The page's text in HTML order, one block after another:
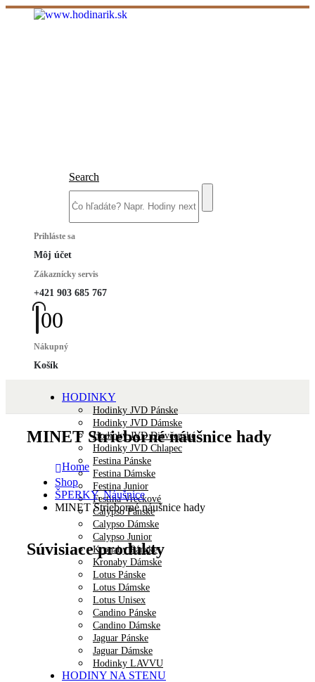
Search
Prihláste sa
Môj účet
Zákaznícky servis
+421 903 685 767
00
Nákupný
Košík
HODINKY
Hodinky JVD Pánske
Hodinky JVD Dámske
Hodinky JVD Dievčenské
Hodinky JVD Chlapec
Festina Pánske
Festina Dámske
Festina Junior
Festina Vreckové
Calypso Pánske
Calypso Dámske
Calypso Junior
Kronaby Pánske
Kronaby Dámske
Lotus Pánske
Lotus Dámske
Lotus Unisex
Candino Pánske
Candino Dámske
Jaguar Pánske
Jaguar Dámske
Hodinky LAVVU
HODINY NA STENU
MINET Strieborné náušnice hady
Home
Shop
ŠPERKY,Náušnice
MINET Strieborné náušnice hady
Súvisiace produkty